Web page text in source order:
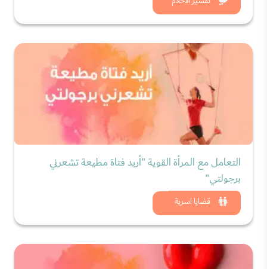
قضايا اسرية
التعامل مع المرأة القوية "أريد فتاة مطيعة تشعرني
برجولتي"
شاهد الان